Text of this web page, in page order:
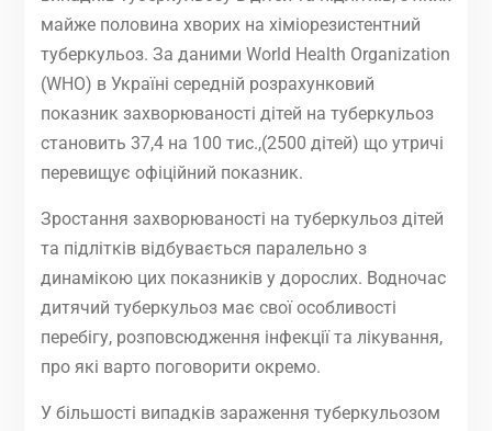
майже половина хворих на хіміорезистентний
туберкульоз. За даними World Health Organization
(WHO) в Україні середній розрахунковий
показник захворюваності дітей на туберкульоз
становить 37,4 на 100 тис.,(2500 дітей) що утричі
перевищує офіційний показник.
Зростання захворюваності на туберкульоз дітей
та підлітків відбувається паралельно з
динамікою цих показників у дорослих. Водночас
дитячий туберкульоз має свої особливості
перебігу, розповсюдження інфекції та лікування,
про які варто поговорити окремо.
У більшості випадків зараження туберкульозом